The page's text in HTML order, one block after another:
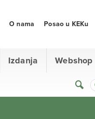
Izdanja Webshop
O nama Posao u KEKu